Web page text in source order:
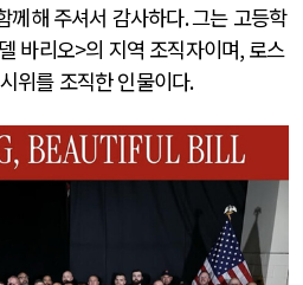
께해 주셔서 감사하다.그는 고등학
바리오>의 지역 조직자이며, 로스
위를 조직한 인물이다.